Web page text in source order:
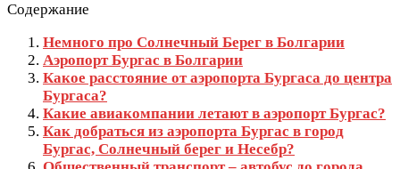
Содержание
Немного про Солнечный Берег в Болгарии
Аэропорт Бургас в Болгарии
Какое расстояние от аэропорта Бургаса до центра
Бургаса?
Какие авиакомпании летают в аэропорт Бургас?
Как добраться из аэропорта Бургас в город
Бургас, Солнечный берег и Несебр?